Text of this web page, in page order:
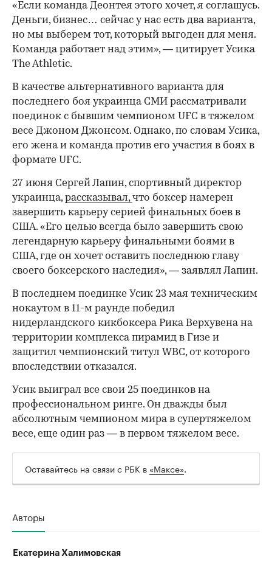
«Если команда Деонтея этого хочет, я соглашусь.
Деньги, бизнес… сейчас у нас есть два варианта,
но мы выберем тот, который выгоден для меня.
Команда работает над этим», — цитирует Усика
The Athletic.
В качестве альтернативного варианта для
последнего боя украинца СМИ рассматривали
поединок с бывшим чемпионом UFC в тяжелом
весе Джоном Джонсом. Однако, по словам Усика,
его жена и команда против его участия в боях в
формате UFC.
27 июня Сергей Лапин, спортивный директор
украинца,рассказывал,что боксер намерен
завершить карьеру серией финальных боев в
США. «Его целью всегда было завершить свою
легендарную карьеру финальными боями в
США, где он хочет оставить последнюю главу
своего боксерского наследия», — заявлял Лапин.
В последнем поединке Усик 23 мая техническим
нокаутом в 11-м раунде победил
нидерландского кикбоксера Рика Верхувена на
территории комплекса пирамид в Гизе и
защитил чемпионский титул WBC, от которого
впоследствии отказался.
Усик выиграл все свои 25 поединков на
профессиональном ринге. Он дважды был
абсолютным чемпионом мира в супертяжелом
весе, еще один раз — в первом тяжелом весе.
Оставайтесь на связи с РБК в «Максе».
Авторы
Екатерина Халимовская